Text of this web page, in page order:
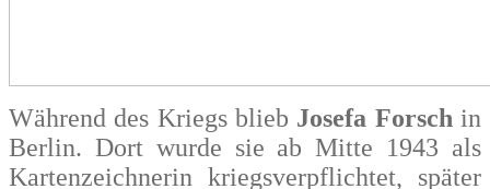
Während des Kriegs blieb Josefa Forsch in
Berlin. Dort wurde sie ab Mitte 1943 als
Kartenzeichnerin kriegsverpflichtet, später